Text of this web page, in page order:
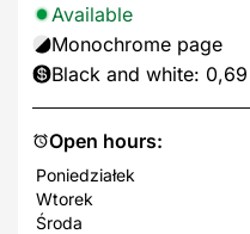
Open hours:
Poniedziałek
Wtorek
Środa
Available
Monochrome page
Black and white: